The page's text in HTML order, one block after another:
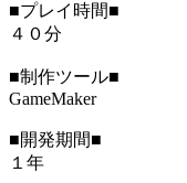
■プレイ時間■
４０分
■制作ツール■
GameMaker
■開発期間■
１年